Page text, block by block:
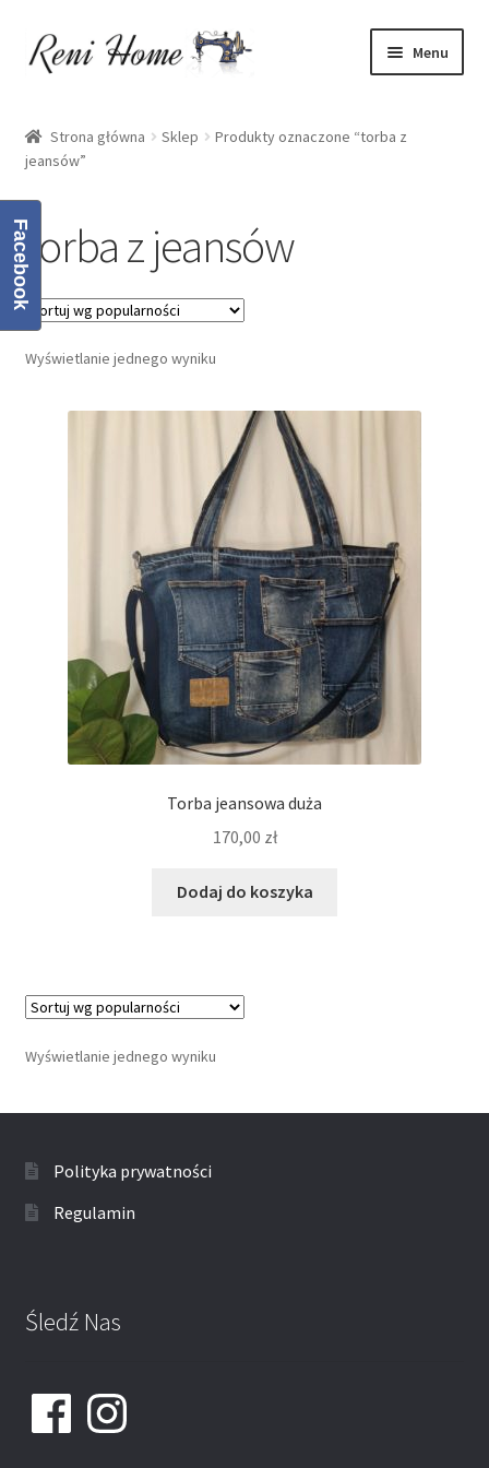
Przejdź
do
Przejdź
do
Menu
Kontakt
Koszyk
Moje konto
O mnie
Strona główna Sklep
Produkty oznaczone “torba z
jeansów”
torba z jeansów
Wyświetlanie jednego wyniku
Torba jeansowa duża
170,00 zł
Dodaj do koszyka
Wyświetlanie jednego wyniku
Polityka prywatności
Regulamin
Śledź Nas
FacebookInstagram
Facebook